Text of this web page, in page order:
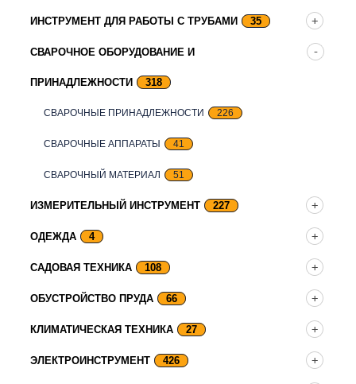
ИНСТРУМЕНТ ДЛЯ РАБОТЫ С ТРУБАМИ 35
СВАРОЧНОЕ ОБОРУДОВАНИЕ И
ПРИНАДЛЕЖНОСТИ 318
СВАРОЧНЫЕ ПРИНАДЛЕЖНОСТИ 226
СВАРОЧНЫЕ АППАРАТЫ 41
СВАРОЧНЫЙ МАТЕРИАЛ 51
ИЗМЕРИТЕЛЬНЫЙ ИНСТРУМЕНТ 227
ОДЕЖДА 4
САДОВАЯ ТЕХНИКА 108
ОБУСТРОЙСТВО ПРУДА 66
КЛИМАТИЧЕСКАЯ ТЕХНИКА 27
ЭЛЕКТРОИНСТРУМЕНТ 426